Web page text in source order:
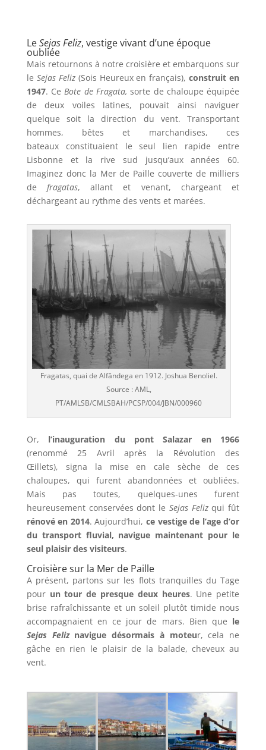
LeSejas Feliz, vestige vivant d’une époque
oubliée
Mais retournons à notre croisière et embarquons sur
le Sejas Feliz(Sois Heureux en français),construit en
1947. CeBote de Fragata, sorte de chaloupe équipée
de deux voiles latines, pouvait ainsi naviguer
quelque soit la direction du vent. Transportant
hommes, bêtes et marchandises, ces
bateaux constituaient le seul lien rapide entre
Lisbonne et la rive sud jusqu’aux années 60.
Imaginez donc la Mer de Paille couverte de milliers
defragatas, allant et venant, chargeant et
déchargeant au rythme des vents et marées.
Fragatas, quai de Alfândega en 1912. Joshua Benoliel.
Source : AML,
PT/AMLSB/CMLSBAH/PCSP/004/JBN/000960
Or, l’inauguration du pont Salazar en 1966
(renommé 25 Avril après la Révolution des
Œillets), signa la mise en cale sèche de ces
chaloupes, qui furent abandonnées et oubliées.
Mais pas toutes, quelques-unes furent
heureusement conservées dont le Sejas Felizqui fût
rénové en 2014. Aujourd’hui,ce vestige de l’age d’or
du transport fluvial, navigue maintenant pour le
seul plaisir des visiteurs.
Croisière sur la Mer de Paille
A présent, partons sur les flots tranquilles du Tage
pour un tour de presque deux heures. Une petite
brise rafraîchissante et un soleil plutôt timide nous
accompagnaient en ce jour de mars. Bien que le
Sejas Feliznavigue désormais à moteur, cela ne
gâche en rien le plaisir de la balade, cheveux au
vent.